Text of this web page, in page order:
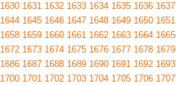
1630 1631 1632 1633 1634 1635 1636 1637
1644 1645 1646 1647 1648 1649 1650 1651
1658 1659 1660 1661 1662 1663 1664 1665
1672 1673 1674 1675 1676 1677 1678 1679
1686 1687 1688 1689 1690 1691 1692 1693
1700 1701 1702 1703 1704 1705 1706 1707